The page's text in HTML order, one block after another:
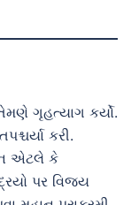
ગૃહત્યાગ કર્યો.
કરી.
એટલે કે
પર વિજય